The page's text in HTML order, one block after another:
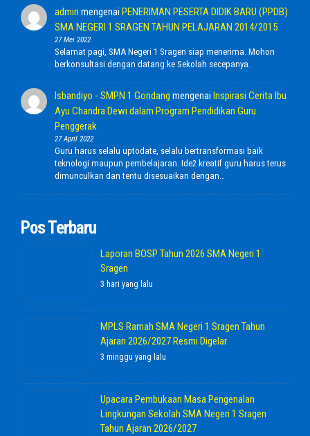
admin mengenai PENERIMAN PESERTA DIDIK BARU (PPDB)
SMA NEGERI 1 SRAGEN TAHUN PELAJARAN 2014/2015
27 Mei 2022
Selamat pagi, SMA Negeri 1 Sragen siap menerima. Mohon
berkonsultasi dengan datang ke Sekolah secepanya.
Isbandiyo - SMPN 1 Gondang mengenai Inspirasi Cerita Ibu
Ayu Chandra Dewi dalam Program Pendidikan Guru
Penggerak
27 April 2022
Guru harus selalu uptodate, selalu bertransformasi baik
teknologi maupun pembelajaran. Ide2 kreatif guru harus terus
dimunculkan dan tentu disesuaikan dengan…
Pos Terbaru
Laporan BOSP Tahun 2026 SMA Negeri 1
Sragen
3 hari yang lalu
MPLS Ramah SMA Negeri 1 Sragen Tahun
Ajaran 2026/2027 Resmi Digelar
3 minggu yang lalu
Upacara Pembukaan Masa Pengenalan
Lingkungan Sekolah SMA Negeri 1 Sragen
Tahun Ajaran 2026/2027